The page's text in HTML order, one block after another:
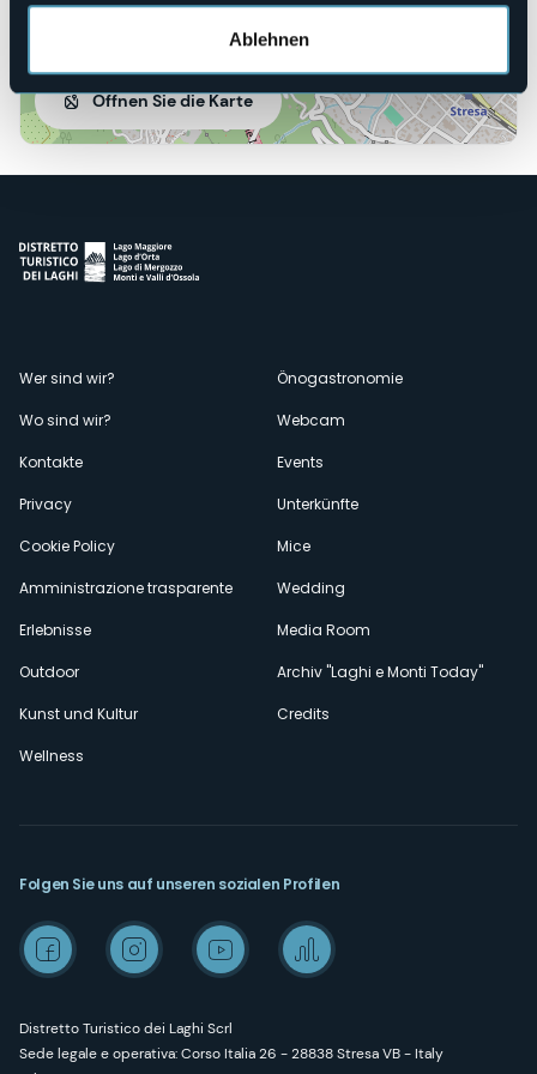
Ablehnen
Öffnen Sie die Karte
Menù
secondario
Wer sind wir?
Wo sind wir?
Kontakte
Privacy
Cookie Policy
Amministrazione trasparente
Erlebnisse
Outdoor
Kunst und Kultur
Wellness
Önogastronomie
Webcam
Events
Unterkünfte
Mice
Wedding
Media Room
Archiv "Laghi e Monti Today"
Credits
Distretto Turistico dei Laghi Scrl
Sede legale e operativa: Corso Italia 26 - 28838 Stresa VB - Italy
Folgen Sie uns auf unseren sozialen Profilen